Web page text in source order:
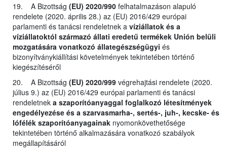
19. A Bizottság (EU) 2020/990 felhatalmazáson alapuló
rendelete (2020. április 28.) az (EU) 2016/429 európai
parlamenti és tanácsi rendeletnek a víziállatok és a
víziállatoktól származó állati eredetű termékek Unión belüli
mozgatására vonatkozó állategészségügyi és
bizonyítványkiállítási követelmények tekintetében történő
kiegészítéséről
20. A Bizottság (EU) 2020/999 végrehajtási rendelete (2020.
július 9.) az (EU) 2016/429 európai parlamenti és tanácsi
rendeletnek a szaporítóanyaggal foglalkozó létesítmények
engedélyezése és a szarvasmarha-, sertés-, juh-, kecske- és
lófélék szaporítóanyagainak nyomonkövethetősége
tekintetében történő alkalmazására vonatkozó szabályok
megállapításáról